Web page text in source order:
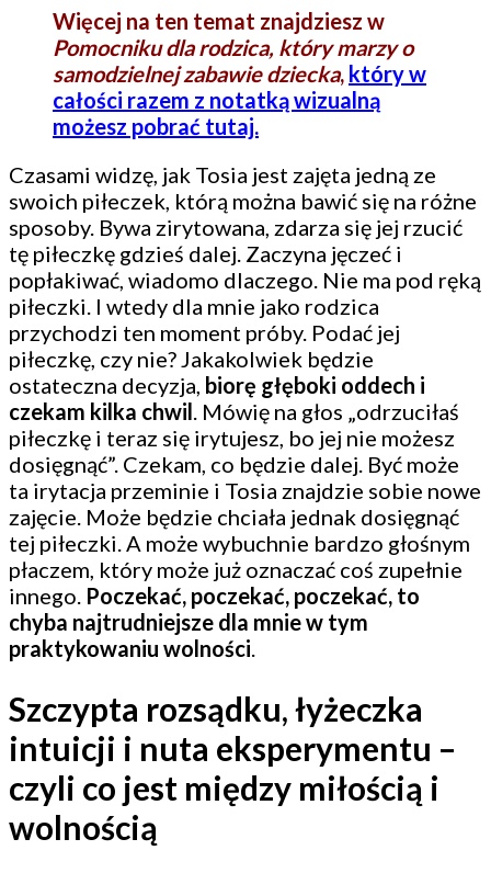
Więcej na ten temat znajdziesz w
Pomocniku dla rodzica, który marzy o
samodzielnej zabawie dziecka, który w
całości razem z notatką wizualną
możesz pobrać tutaj.
Czasami widzę, jak Tosia jest zajęta jedną ze
swoich piłeczek, którą można bawić się na różne
sposoby. Bywa zirytowana, zdarza się jej rzucić
tę piłeczkę gdzieś dalej. Zaczyna jęczeć i
popłakiwać, wiadomo dlaczego. Nie ma pod ręką
piłeczki. I wtedy dla mnie jako rodzica
przychodzi ten moment próby. Podać jej
piłeczkę, czy nie? Jakakolwiek będzie
ostateczna decyzja, biorę głęboki oddech i
czekam kilka chwil. Mówię na głos „odrzuciłaś
piłeczkę i teraz się irytujesz, bo jej nie możesz
dosięgnąć”. Czekam, co będzie dalej. Być może
ta irytacja przeminie i Tosia znajdzie sobie nowe
zajęcie. Może będzie chciała jednak dosięgnąć
tej piłeczki. A może wybuchnie bardzo głośnym
płaczem, który może już oznaczać coś zupełnie
innego. Poczekać, poczekać, poczekać, to
chyba najtrudniejsze dla mnie w tym
praktykowaniu wolności.
Szczypta rozsądku, łyżeczka
intuicji i nuta eksperymentu –
czyli co jest między miłością i
wolnością